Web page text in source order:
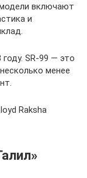
включают
и
SR-99 — это
менее
Raksha